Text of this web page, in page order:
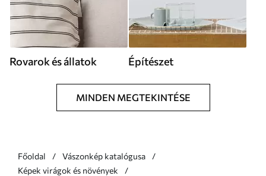
Rovarok és állatok Építészet
MINDEN MEGTEKINTÉSE
Főoldal
Vászonkép katalógusa
Képek virágok és növények